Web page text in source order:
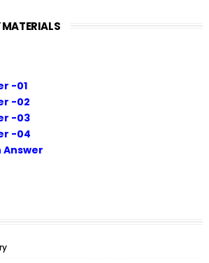
-01
-02
-03
-04
Answer